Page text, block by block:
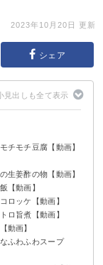
2023年10月20日 更新
シェア
チモチ豆腐【動画】
生姜酢の物【動画】
【動画】
ロッケ【動画】
ロ旨煮【動画】
動画】
ふわふわスープ